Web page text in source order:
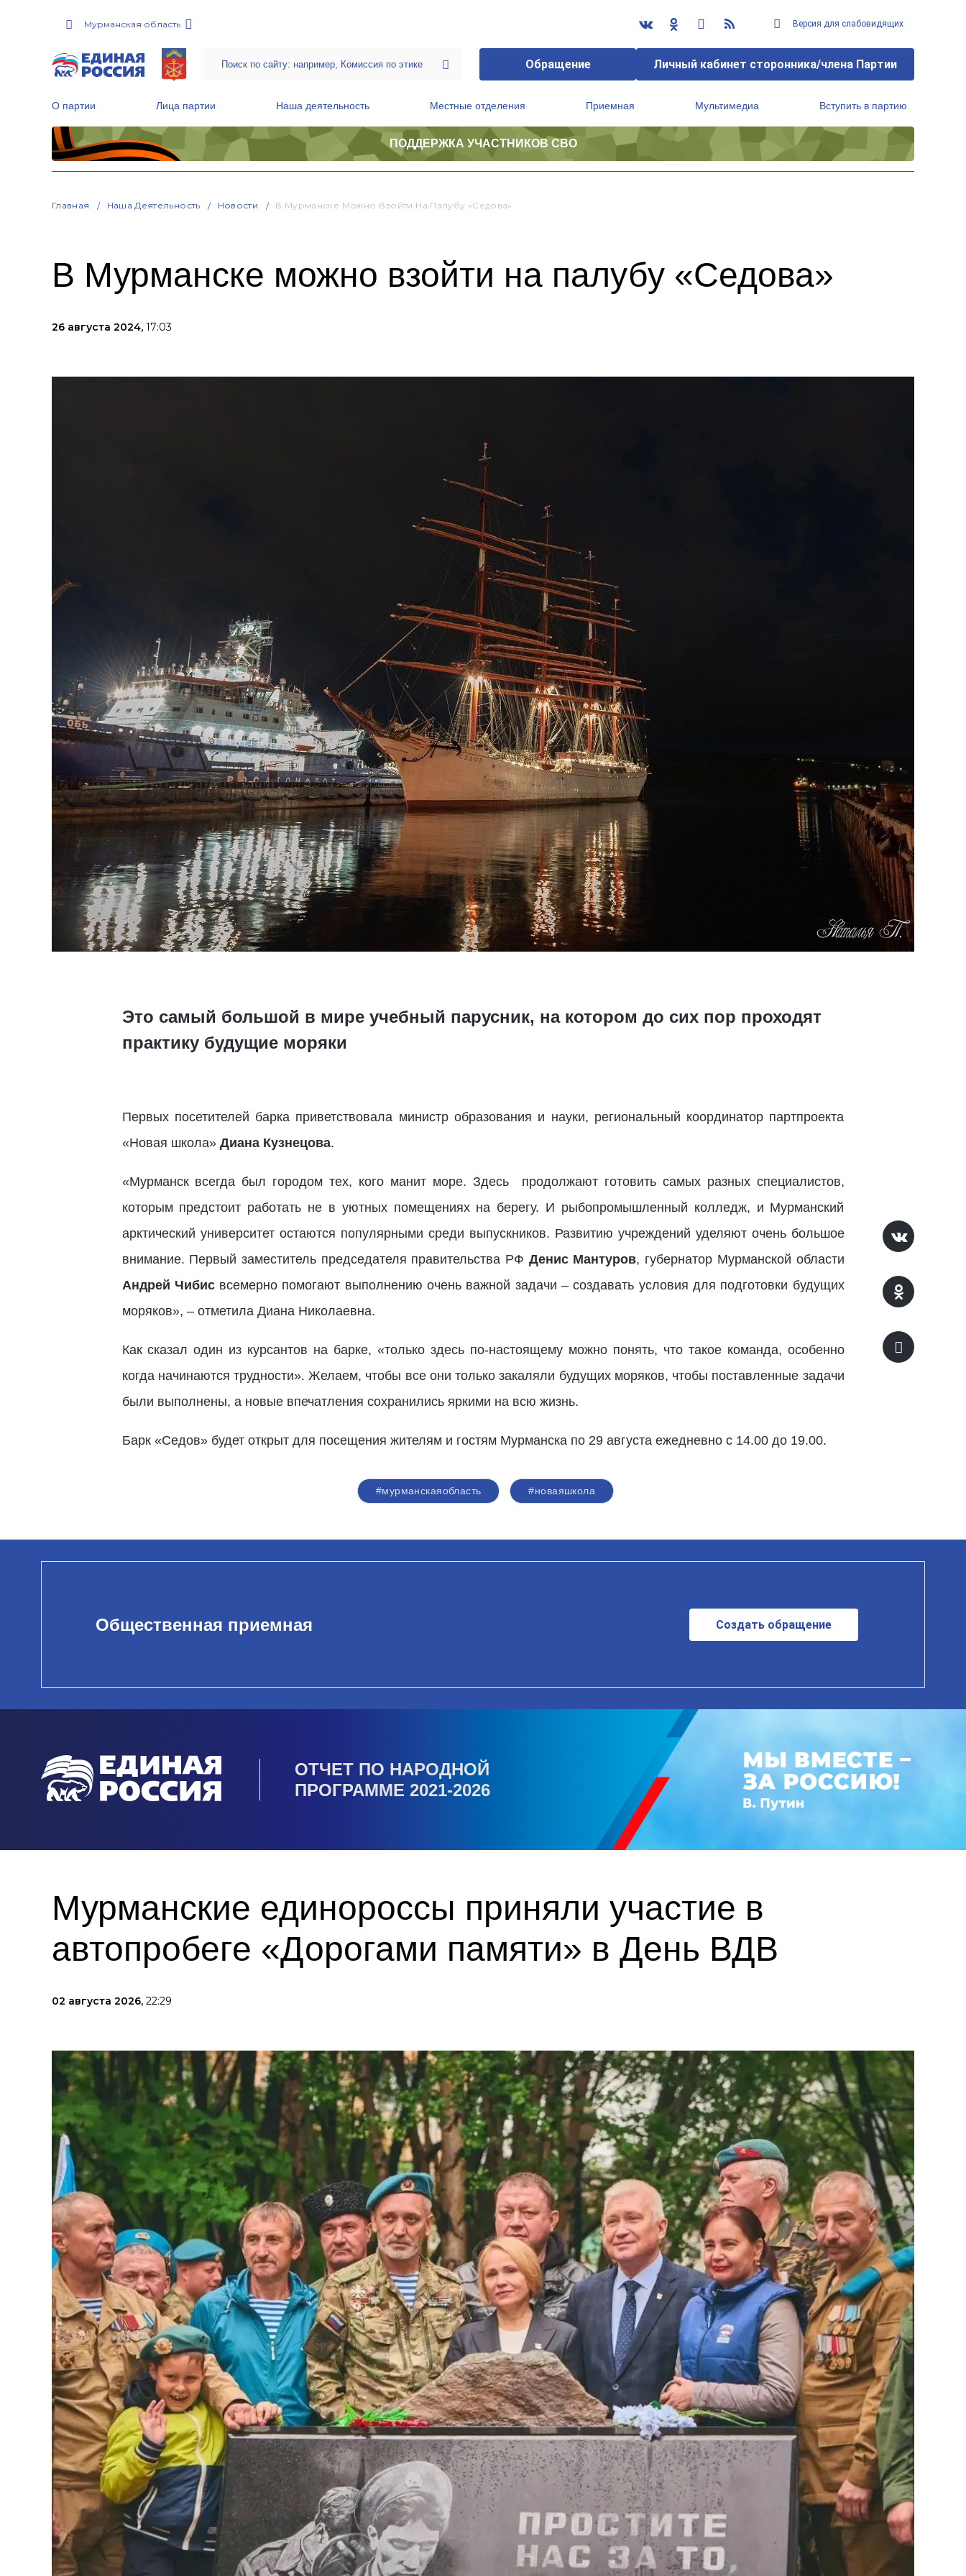
Мурманская область Версия для слабовидящих
Обращение Личный кабинет сторонника/члена Партии
О партии Лица партии Наша деятельность Местные отделения Приемная Мультимедиа Вступить в партию
ПОДДЕРЖКА УЧАСТНИКОВ СВО
Главная Наша Деятельность Новости В Мурманске Можно Взойти На Палубу «Седова»
В Мурманске можно взойти на палубу «Седова»
26 августа 2024, 17:03
Это самый большой в мире учебный парусник, на котором до сих пор проходят
практику будущие моряки
Первых посетителей барка приветствовала министр образования и науки, региональный координатор партпроекта
«Новая школа» Диана Кузнецова.
«Мурманск всегда был городом тех, кого манит море. Здесь продолжают готовить самых разных специалистов,
которым предстоит работать не в уютных помещениях на берегу. И рыбопромышленный колледж, и Мурманский
арктический университет остаются популярными среди выпускников. Развитию учреждений уделяют очень большое
внимание. Первый заместитель председателя правительства РФ Денис Мантуров, губернатор Мурманской области
Андрей Чибисвсемерно помогают выполнению очень важной задачи – создавать условия для подготовки будущих
моряков», – отметила Диана Николаевна.
Как сказал один из курсантов на барке, «только здесь по-настоящему можно понять, что такое команда, особенно
когда начинаются трудности». Желаем, чтобы все они только закаляли будущих моряков, чтобы поставленные задачи
были выполнены, а новые впечатления сохранились яркими на всю жизнь.
Барк «Седов» будет открыт для посещения жителям и гостям Мурманска по 29 августа ежедневно с 14.00 до 19.00.
#мурманскаяобласть #новаяшкола
Общественная приемная Создать обращение
ОТЧЕТ ПО НАРОДНОЙ
ПРОГРАММЕ 2021-2026
Мурманские единороссы приняли участие в
автопробеге «Дорогами памяти» в День ВДВ
02 августа 2026, 22:29